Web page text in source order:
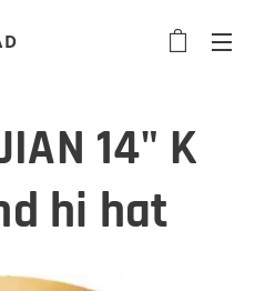
14" K
hi hat